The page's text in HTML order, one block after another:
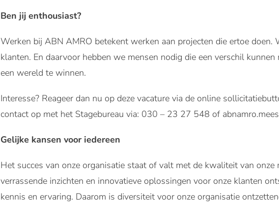
Ben jij enthousiast?
Werken bij ABN AMRO betekent werken aan projecten die ertoe doen.
klanten. En daarvoor hebben we mensen nodig die een verschil
een wereld te winnen.
Interesse? Reageer dan nu op deze vacature via de online
contact op met het Stagebureau via: 030 – 23 27 548 of
Gelijke kansen voor iedereen
Het succes van onze organisatie staat of valt met de kwaliteit van onze
verrassende inzichten en innovatieve oplossingen voor onze klanten
kennis en ervaring. Daarom is diversiteit voor onze organisatie